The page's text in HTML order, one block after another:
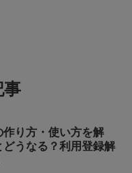
事
作り方・使い方を解
うなる？利用登録解